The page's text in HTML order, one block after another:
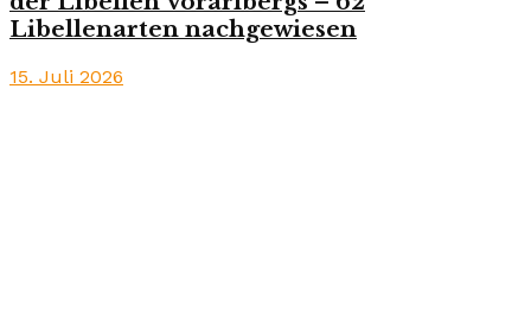
Libellenarten nachgewiesen
15. Juli 2026